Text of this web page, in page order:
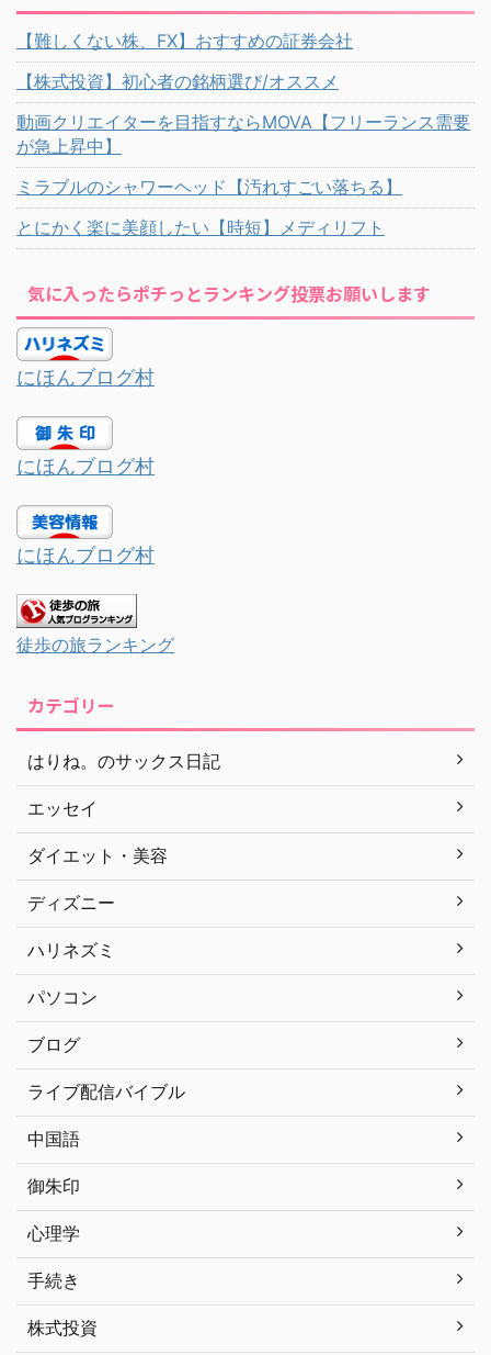
【難しくない株、FX】おすすめの証券会社
【株式投資】初心者の銘柄選び/オススメ
動画クリエイターを目指すならMOVA【フリーランス需要
が急上昇中】
ミラブルのシャワーヘッド【汚れすごい落ちる】
とにかく楽に美顔したい【時短】メディリフト
気に入ったらポチっとランキング投票お願いします
にほんブログ村
にほんブログ村
にほんブログ村
徒歩の旅ランキング
カテゴリー
はりね。のサックス日記
エッセイ
ダイエット・美容
ディズニー
ハリネズミ
パソコン
ブログ
ライブ配信バイブル
中国語
御朱印
心理学
手続き
株式投資